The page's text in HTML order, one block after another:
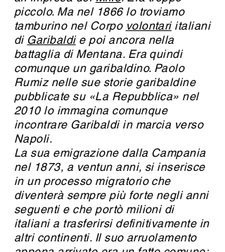
piccolo. Ma nel 1866 lo troviamo
tamburino nel Corpo volontariitaliani
di Garibaldie poi ancora nella
battaglia di Mentana. Era quindi
comunque un garibaldino. Paolo
Rumiz nelle sue storie garibaldine
pubblicate su «La Repubblica» nel
2010 lo immagina comunque
incontrare Garibaldi in marcia verso
Napoli.
La sua emigrazione dalla Campania
nel 1873, a ventun anni, si inserisce
in un processo migratorio che
diventerà sempre più forte negli anni
seguenti e che portò milioni di
italiani a trasferirsi definitivamente in
altri continenti. Il suo arruolamento